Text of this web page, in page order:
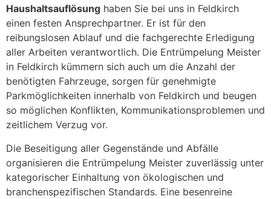
Haushaltsauflösung haben Sie bei uns in Feldkirch
einen festen Ansprechpartner. Er ist für den
reibungslosen Ablauf und die fachgerechte Erledigung
aller Arbeiten verantwortlich. Die Entrümpelung Meister
in Feldkirch kümmern sich auch um die Anzahl der
benötigten Fahrzeuge, sorgen für genehmigte
Parkmöglichkeiten innerhalb von Feldkirch und beugen
so möglichen Konflikten, Kommunikationsproblemen und
zeitlichem Verzug vor.
Die Beseitigung aller Gegenstände und Abfälle
organisieren die Entrümpelung Meister zuverlässig unter
kategorischer Einhaltung von ökologischen und
branchenspezifischen Standards. Eine besenreine